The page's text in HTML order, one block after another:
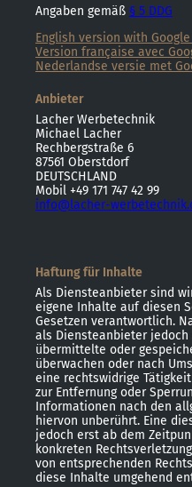
Angaben gemäß § 5 DDG
English version with
Version française avec
Nederlandse versie met
Anbieter
Lacher Werbetechnik
Michael Lacher
Rechbergstraße 6
87561 Oberstdorf
DEUTSCHLAND
Mobil +49 171 747 42 99
info@lacher-
Haftung für Inhalte
Als Diensteanbieter sind
eigene Inhalte auf diesen
Gesetzen verantwortlich.
als Diensteanbieter
übermittelte oder
überwachen oder nach
eine rechtswidrige
zur Entfernung oder
Informationen nach den
hiervon unberührt. Eine
jedoch erst ab dem
konkreten
von entsprechenden
diese Inhalte umgehend